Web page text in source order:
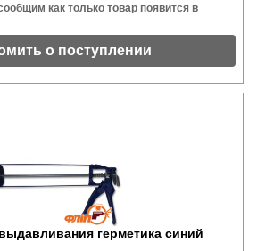
как только товар появится в
о поступлении
герметика синий